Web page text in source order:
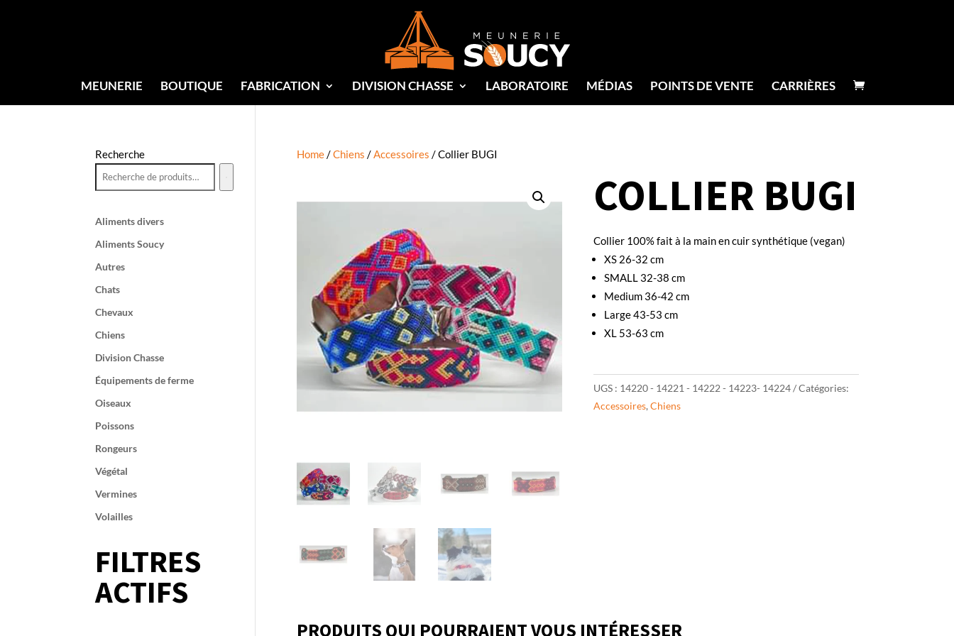
MEUNERIE BOUTIQUE FABRICATION DIVISION CHASSE LABORATOIRE MÉDIAS POINTS DE VENTE CARRIÈRES
Home/Chiens /Accessoires / Collier BUGI
COLLIER BUGI
Collier 100% fait à la main en cuir synthétique (vegan)
XS 26-32 cm
SMALL 32-38 cm
Medium 36-42 cm
Large 43-53 cm
XL 53-63 cm
UGS : 14220 - 14221 - 14222 - 14223- 14224
Catégories:
Accessoires, Chiens
PRODUITS QUI POURRAIENT VOUS INTÉRESSER
Recherche
Aliments divers
Aliments Soucy
Autres
Chats
Chevaux
Chiens
Division Chasse
Équipements de ferme
Oiseaux
Poissons
Rongeurs
Végétal
Vermines
Volailles
FILTRES
ACTIFS